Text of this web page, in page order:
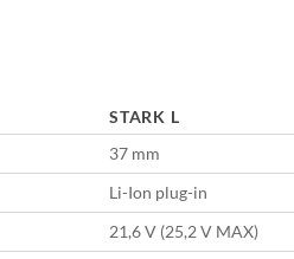
STARK L
37 mm
Li-Ion plug-in
21,6 V (25,2 V MAX)